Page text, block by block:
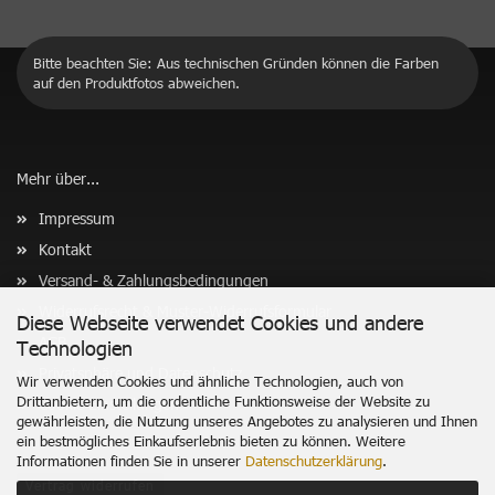
Diese Webseite verwendet Cookies und andere
Technologien
Wir verwenden Cookies und ähnliche Technologien, auch von
Drittanbietern, um die ordentliche Funktionsweise der Website zu
gewährleisten, die Nutzung unseres Angebotes zu analysieren und Ihnen
ein bestmögliches Einkaufserlebnis bieten zu können. Weitere
Informationen finden Sie in unserer Datenschutzerklärung.
Bitte beachten Sie: Aus technischen Gründen können die Farben
auf den Produktfotos abweichen.
Mehr über...
Impressum
Kontakt
Versand- & Zahlungsbedingungen
Widerrufsrecht & Muster-Widerrufsformular
AGB
Privatsphäre und Datenschutz
Cookie Einstellungen
Vertrag widerrufen